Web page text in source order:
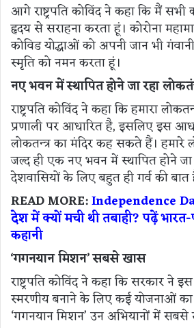
आगे राष्ट्रपति कोविंद ने कहा कि मैं सभी
हृदय से सराहना करता हूं। कोरोना
कोविड योद्धाओं को अपनी जान भी
स्मृति को नमन करता हूं।
नए भवन में स्थापित होने जा रहा
राष्ट्रपति कोविंद ने कहा कि हमारा
प्रणाली पर आधारित है, इसलिए इस
लोकतन्त्र का मंदिर कह सकते हैं। हमारे
जल्द ही एक नए भवन में स्थापित होने
देशवासियों के लिए बहुत ही गर्व की बात
READ MORE:Independence
देश में क्यों मची थी तबाही? पढ़ें
कहानी
‘गगनयान मिशन’ सबसे खास
राष्ट्रपति कोविंद ने कहा कि सरकार ने
स्मरणीय बनाने के लिए कई योजनाओं
‘गगनयान मिशन’ उन अभियानों में